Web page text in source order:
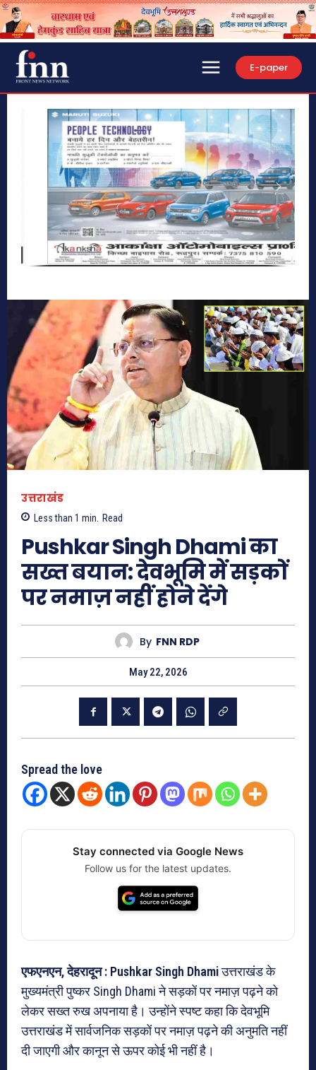
E-paper
उत्तराखंड
Less than 1 min. Read
Pushkar Singh Dhami का
सख्त बयान: देवभूमि में सड़कों
पर नमाज़ नहीं होने देंगे
By FNN RDP
May 22, 2026
Spread the love
Stay connected via Google News
Follow us for the latest updates.
एफएनएन, देहरादून : Pushkar Singh Dhamiउत्तराखंड के
मुख्यमंत्री पुष्कर Singh Dhami ने सड़कों पर नमाज़ पढ़ने को
लेकर सख्त रुख अपनाया है। उन्होंने स्पष्ट कहा कि देवभूमि
उत्तराखंड में सार्वजनिक सड़कों पर नमाज़ पढ़ने की अनुमति नहीं
दी जाएगी और कानून से ऊपर कोई भी नहीं है।